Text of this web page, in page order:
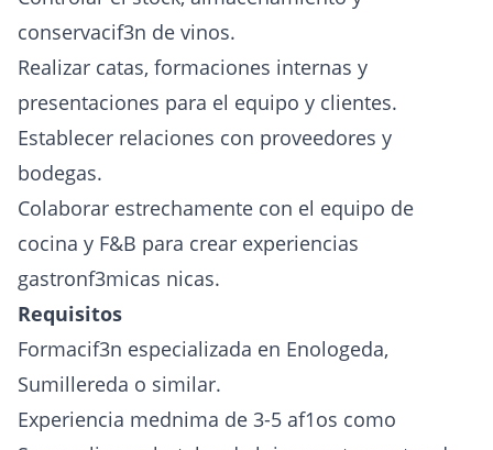
conservacif3n de vinos.
Realizar catas, formaciones internas y
presentaciones para el equipo y clientes.
Establecer relaciones con proveedores y
bodegas.
Colaborar estrechamente con el equipo de
cocina y F&B para crear experiencias
gastronf3micas nicas.
Requisitos
Formacif3n especializada en Enologeda,
Sumillereda o similar.
Experiencia mednima de 3-5 af1os como